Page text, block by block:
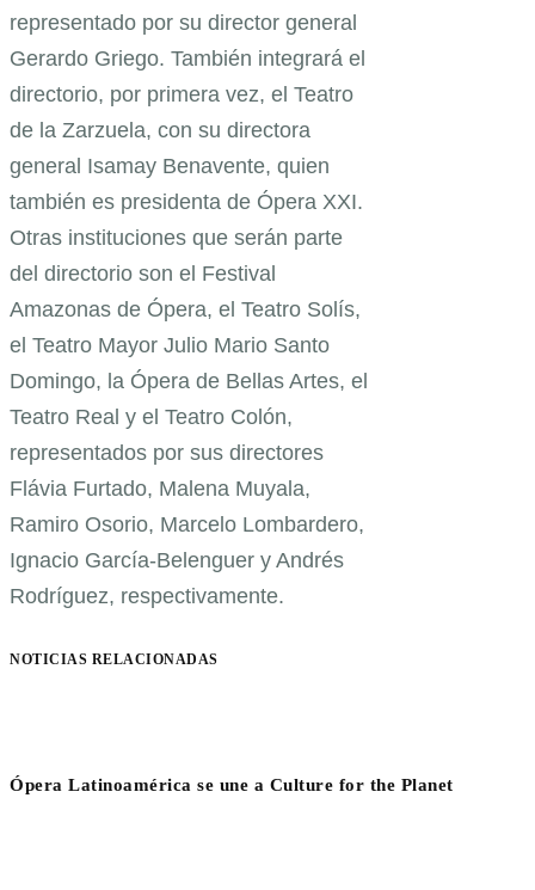
representado por su director general
Gerardo Griego. También integrará el
directorio, por primera vez, el Teatro
de la Zarzuela, con su directora
general Isamay Benavente, quien
también es presidenta de Ópera XXI.
Otras instituciones que serán parte
del directorio son el Festival
Amazonas de Ópera, el Teatro Solís,
el Teatro Mayor Julio Mario Santo
Domingo, la Ópera de Bellas Artes, el
Teatro Real y el Teatro Colón,
representados por sus directores
Flávia Furtado, Malena Muyala,
Ramiro Osorio, Marcelo Lombardero,
Ignacio García-Belenguer y Andrés
Rodríguez, respectivamente.
NOTICIAS RELACIONADAS
Ópera Latinoamérica se une a Culture for the Planet